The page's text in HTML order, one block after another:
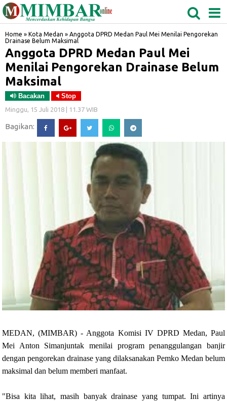
BIDANGRO
Home » Kota Medan » Anggota DPRD Medan Paul Mei Menilai Pengorekan
Drainase Belum Maksimal
Anggota DPRD Medan Paul Mei
Menilai Pengorekan Drainase Belum
Maksimal
Bacakan Stop
Minggu, 15 Juli 2018 | 11.37 WIB
Bagikan:
MEDAN, (MIMBAR) - Anggota Komisi IV DPRD Medan, Paul
Mei Anton Simanjuntak menilai program penanggulangan banjir
dengan pengorekan drainase yang dilaksanakan Pemko Medan belum
maksimal dan belum memberi manfaat.
"Bisa kita lihat, masih banyak drainase yang tumpat. Ini artinya